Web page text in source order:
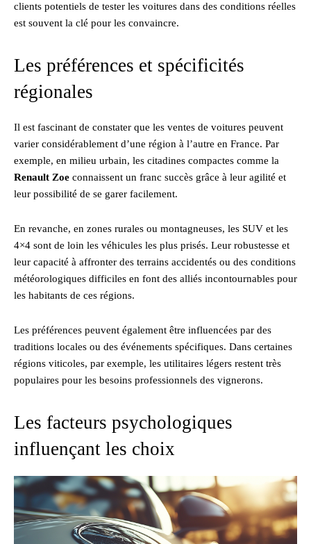
clients potentiels de tester les voitures dans des conditions réelles
est souvent la clé pour les convaincre.
Les préférences et spécificités
régionales
Il est fascinant de constater que les ventes de voitures peuvent
varier considérablement d’une région à l’autre en France. Par
exemple, en milieu urbain, les citadines compactes comme la
Renault Zoe connaissent un franc succès grâce à leur agilité et
leur possibilité de se garer facilement.
En revanche, en zones rurales ou montagneuses, les SUV et les
4×4 sont de loin les véhicules les plus prisés. Leur robustesse et
leur capacité à affronter des terrains accidentés ou des conditions
météorologiques difficiles en font des alliés incontournables pour
les habitants de ces régions.
Les préférences peuvent également être influencées par des
traditions locales ou des événements spécifiques. Dans certaines
régions viticoles, par exemple, les utilitaires légers restent très
populaires pour les besoins professionnels des vignerons.
Les facteurs psychologiques
influençant les choix